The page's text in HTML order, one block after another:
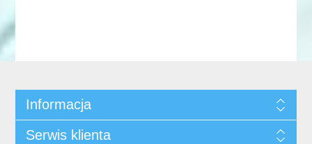
Informacja
Serwis klienta